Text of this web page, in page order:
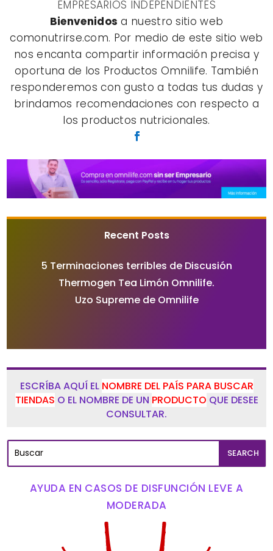
EMPRESARIOS INDEPENDIENTES
Bienvenidos a nuestro sitio web
comonutrirse.com. Por medio de este sitio web
nos encanta compartir información precisa y
oportuna de los Productos Omnilife. También
responderemos con gusto a todas tus dudas y
brindamos recomendaciones con respecto a
los productos nutricionales.
Recent Posts
5 Terminaciones terribles de Discusión
Thermogen Tea Limón Omnilife.
Uzo Supreme de Omnilife
ESCRÍBA AQUÍ EL NOMBRE DEL PAÍS PARA BUSCAR
TIENDAS O EL NOMBRE DE UN PRODUCTO QUE DESEE
CONSULTAR.
AYUDA EN CASOS DE DISFUNCIÓN LEVE A
MODERADA